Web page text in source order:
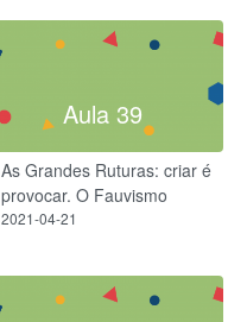
Aula 39
As Grandes Ruturas: criar é
provocar. O Fauvismo
2021-04-21